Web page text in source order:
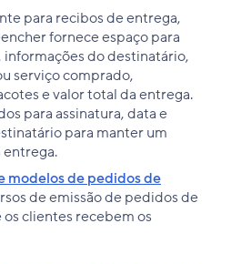
para recibos de entrega,
fornece espaço para
do destinatário,
serviço comprado,
e valor total da entrega.
para assinatura, data e
para manter um
modelos de pedidos de
de emissão de pedidos de
clientes recebem os